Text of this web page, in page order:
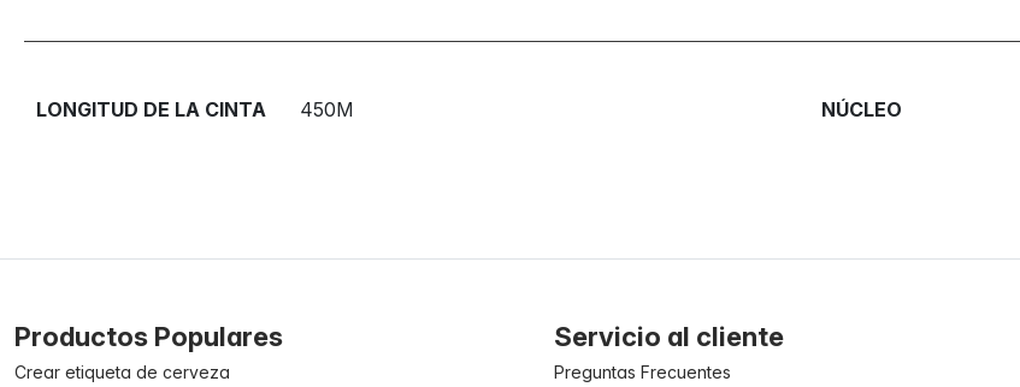
LONGITUD DE LA CINTA 450M NÚCLEO
Productos Populares
Crear etiqueta de cerveza
Servicio al cliente
Preguntas Frecuentes